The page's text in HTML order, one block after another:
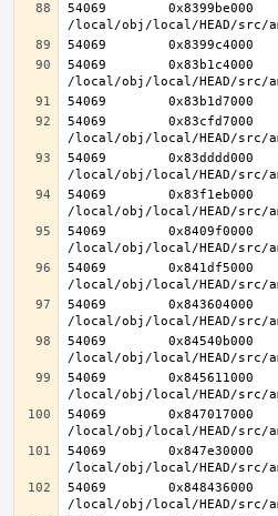
54069
54069        0x83b1c4000
54069
54069        0x83dddd000
54069
54069
54069        0x841df5000
54069
54069
54069
54069        0x847017000
54069
54069